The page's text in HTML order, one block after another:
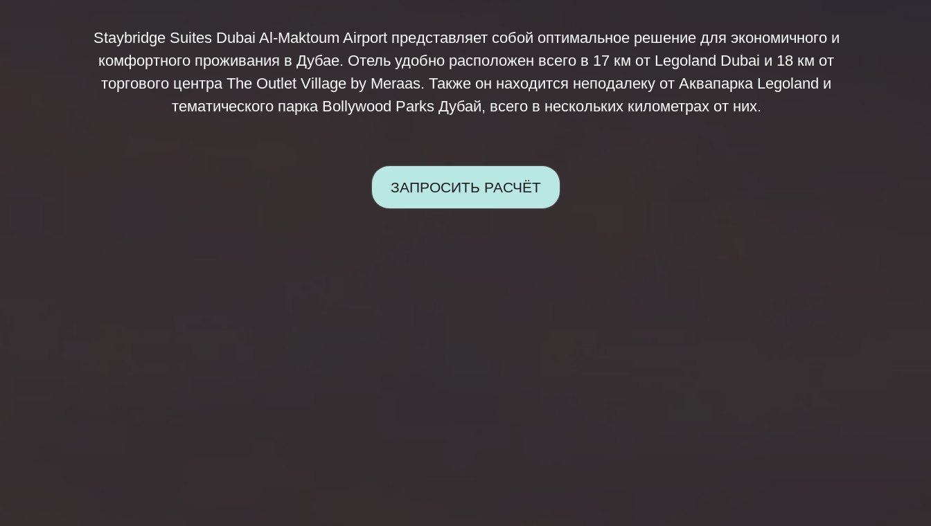
Staybridge Suites Dubai Al-Maktoum Airport представляет собой оптимальное решение для экономичного и
комфортного проживания в Дубае. Отель удобно расположен всего в 17 км от Legoland Dubai и 18 км от
торгового центра The Outlet Village by Meraas. Также он находится неподалеку от Аквапарка Legoland и
тематического парка Bollywood Parks Дубай, всего в нескольких километрах от них.
ЗАПРОСИТЬ РАСЧЁТ